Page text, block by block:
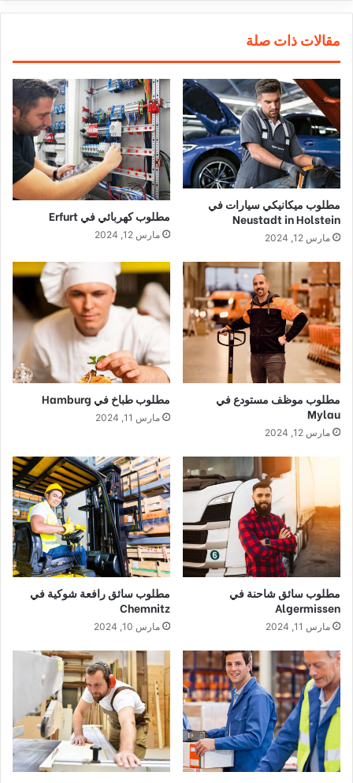
مقالات ذات صلة
مطلوب ميكانيكي سيارات في
Neustadt in Holstein
مارس 12, 2024
مطلوب كهربائي في Erfurt
مارس 12, 2024
مطلوب موظف مستودع في
Mylau
مارس 12, 2024
مطلوب طباخ في Hamburg
مارس 11, 2024
مطلوب سائق شاحنة في
Algermissen
مارس 11, 2024
مطلوب سائق رافعة شوكية في
Chemnitz
مارس 10, 2024